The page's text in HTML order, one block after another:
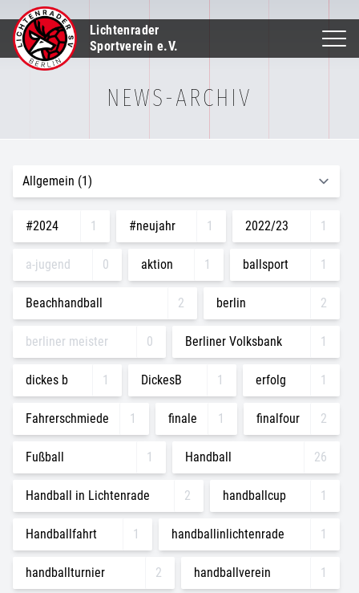
Lichtenrader
Sportverein e.V.
NEWS-ARCHIV
#2024 1 #neujahr 1 2022/23 1
a-jugend 0 aktion 1 ballsport 1
Beachhandball 2 berlin 2
berliner meister 0 Berliner Volksbank 1
dickes b 1 DickesB 1 erfolg 1
Fahrerschmiede 1 finale 1 finalfour 2
Fußball 1 Handball 26
Handball in Lichtenrade 2 handballcup 1
Handballfahrt 1 handballinlichtenrade 1
handballturnier 2 handballverein 1